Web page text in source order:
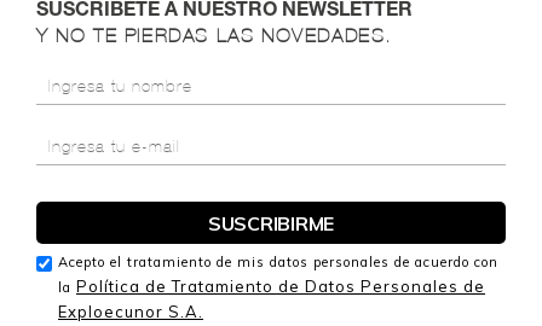
SUSCRÍBETE A NUESTRO NEWSLETTER
Y NO TE PIERDAS LAS NOVEDADES.
Acepto el tratamiento de mis datos personales de acuerdo con
la Política de Tratamiento de Datos Personales de
Exploecunor S.A.